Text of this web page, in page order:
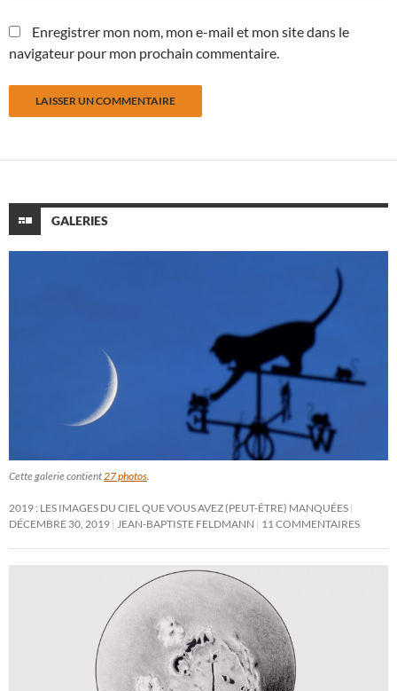
Enregistrer mon nom, mon e-mail et mon site dans le
navigateur pour mon prochain commentaire.
GALERIES
Cette galerie contient27 photos.
2019 : LES IMAGES DU CIEL QUE VOUS AVEZ (PEUT-ÊTRE) MANQUÉES
DÉCEMBRE 30, 2019 JEAN-BAPTISTE FELDMANN 11 COMMENTAIRES